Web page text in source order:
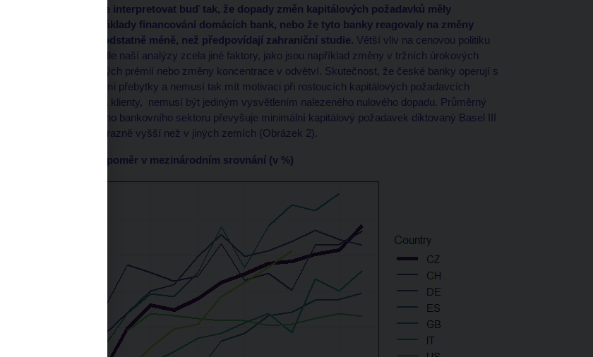
Naše výsledky můžeme interpretovat buď tak, že dopady změn kapitálových požadavků měly
zanedbatelný vliv na náklady financování domácích bank, nebo že tyto banky reagovaly na změny
nákladů financování podstatně méně, než předpovídají zahraniční studie. Větší vliv na cenovou politiku
domácích bank mají podle naší analýzy zcela jiné faktory, jako jsou například změny v tržních úrokových
sazbách, změny rizikových prémií nebo změny koncentrace v odvětví. Skutečnost, že české banky operují s
významnými kapitálovými přebytky a nemusí tak mít motivaci při rostoucích kapitálových požadavcích
přenášet tyto náklady na klienty, nemusí být jediným vysvětlením nalezeného nulového dopadu. Průměrný
kapitálový poměr českého bankovního sektoru převyšuje minimální kapitálový požadavek diktovaný Basel III
v rozsahu, který není výrazně vyšší než v jiných zemích (Obrázek 2).
Obrázek 2: Kapitálový poměr v mezinárodním srovnání (v %)